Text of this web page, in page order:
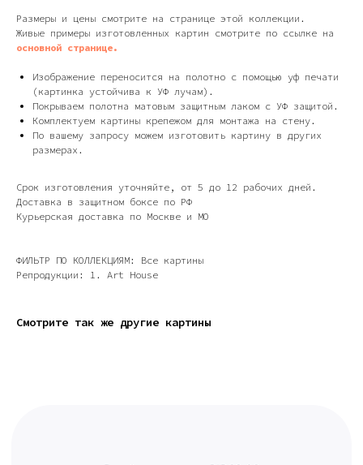
Размеры и цены смотрите на странице этой коллекции.
Живые примеры изготовленных картин смотрите по ссылке на
основной странице.
Изображение переносится на полотно с помощью уф печати
(картинка устойчива к УФ лучам).
Покрываем полотна матовым защитным лаком с УФ защитой.
Комплектуем картины крепежом для монтажа на стену.
По вашему запросу можем изготовить картину в других
размерах.
Срок изготовления уточняйте, от 5 до 12 рабочих дней.
Доставка в защитном боксе по РФ
Курьерская доставка по Москве и МО
ФИЛЬТР ПО КОЛЛЕКЦИЯМ: Все картины
Репродукции: 1. Art House
Смотрите так же другие картины
Дизайн мастерская RIDS2.0®
Москва - производство картин
на холсте ( Москва,
мебели (Доставка по РФ )
Связь с нами:
через мессенджеры. Главный